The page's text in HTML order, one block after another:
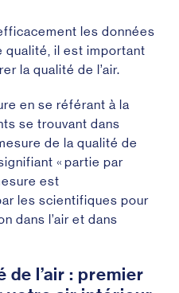
les données
qualité, il est important
la qualité de l’air.
en se référant à la
se trouvant dans
de la qualité de
signifiant « partie par
est
les scientifiques pour
dans l’air et dans
l’air : premier